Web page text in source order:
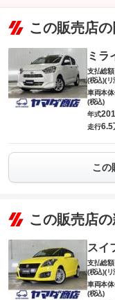
この販売店
ミラ
支払総額
(税込)(リ
車両本
(税込)
年式
走行6.5
この
この販売店
スイ
支払総額
(税込)(リ
車両本
(税込)